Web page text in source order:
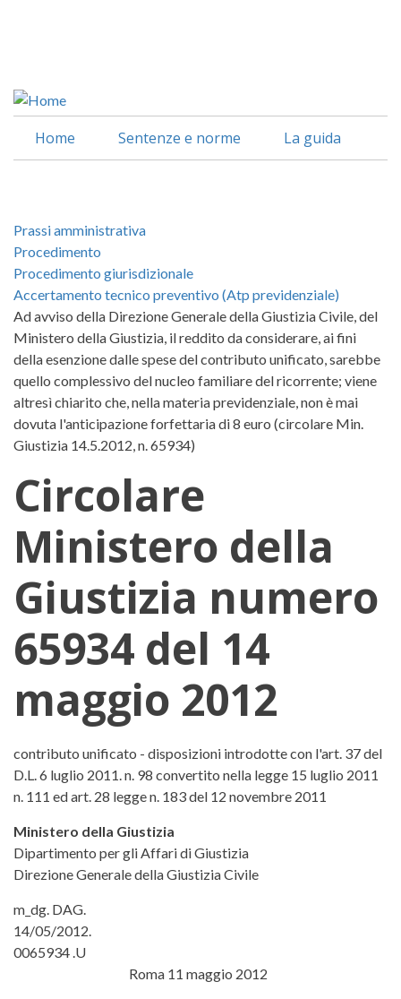
Home Sentenze e norme La guida
Prassi amministrativa
Procedimento
Procedimento giurisdizionale
Accertamento tecnico preventivo (Atp previdenziale)
Ad avviso della Direzione Generale della Giustizia Civile, del
Ministero della Giustizia, il reddito da considerare, ai fini
della esenzione dalle spese del contributo unificato, sarebbe
quello complessivo del nucleo familiare del ricorrente; viene
altresì chiarito che, nella materia previdenziale, non è mai
dovuta l'anticipazione forfettaria di 8 euro (circolare Min.
Giustizia 14.5.2012, n. 65934)
Circolare
Ministero della
Giustizia numero
65934 del 14
maggio 2012
Circolare Ministero della
contributo unificato - disposizioni introdotte con l'art. 37 del
D.L. 6 luglio 2011. n. 98 convertito nella legge 15 luglio 2011
n. 111 ed art. 28 legge n. 183 del 12 novembre 2011
Ministero della Giustizia
Dipartimento per gli Affari di Giustizia
Direzione Generale della Giustizia Civile
m_dg. DAG.
14/05/2012.
0065934 .U
Roma 11 maggio 2012